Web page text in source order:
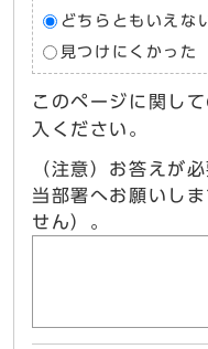
どちらともいえな
見つけにくかった
このページに関し
入ください。
（注意）お答えが
当部署へお願いし
せん）。